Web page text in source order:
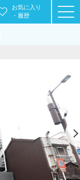
お気に入り
・履歴